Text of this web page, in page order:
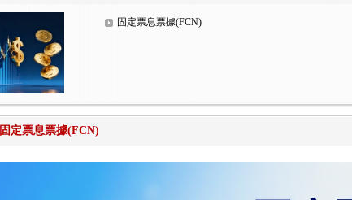
固定票息票據(FCN)
固定票息票據(FCN)